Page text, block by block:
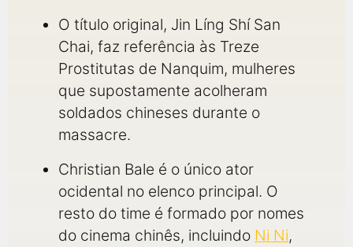
O título original, Jin Líng Shí San
Chai, faz referência às Treze
Prostitutas de Nanquim, mulheres
que supostamente acolheram
soldados chineses durante o
massacre.
Christian Bale é o único ator
ocidental no elenco principal. O
resto do time é formado por nomes
do cinema chinês, incluindo Ni Ni,